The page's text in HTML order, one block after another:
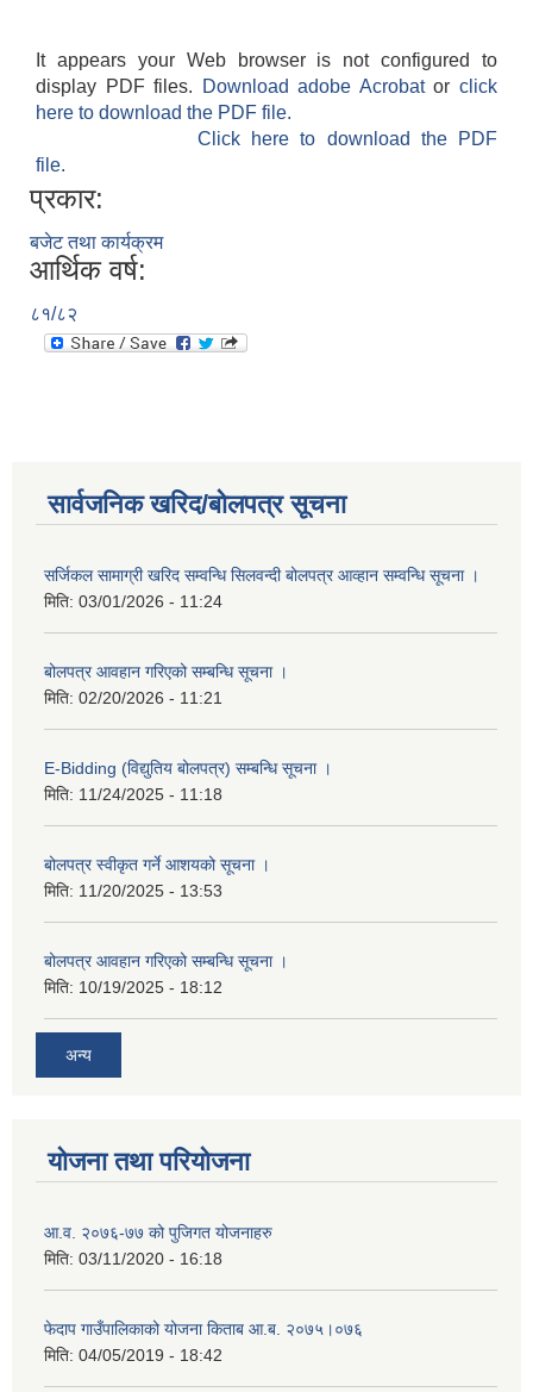
It appears your Web browser is not configured to
display PDF files.
Download adobe Acrobatorclick
here to download the PDF file.
Click here to download the PDF
file.
प्रकार:
बजेट तथा कार्यक्रम
आर्थिक वर्ष:
८१/८२
सार्वजनिक खरिद/बोलपत्र सूचना
सर्जिकल सामाग्री खरिद सम्वन्धि सिलवन्दी बोलपत्र आव्हान सम्वन्धि सूचना ।
मिति: 03/01/2026 - 11:24
बोलपत्र आवहान गरिएको सम्बन्धि सूचना ।
मिति: 02/20/2026 - 11:21
E-Bidding (विद्युतिय बोलपत्र) सम्बन्धि सूचना ।
मिति: 11/24/2025 - 11:18
बोलपत्र स्वीकृत गर्ने आशयको सूचना ।
मिति: 11/20/2025 - 13:53
बोलपत्र आवहान गरिएको सम्बन्धि सूचना ।
मिति: 10/19/2025 - 18:12
अन्य
योजना तथा परियोजना
आ.व. २०७६-७७ को पुजिगत योजनाहरु
मिति: 03/11/2020 - 16:18
फेदाप गाउँपालिकाको योजना किताब आ.ब. २०७५।०७६
मिति: 04/05/2019 - 18:42